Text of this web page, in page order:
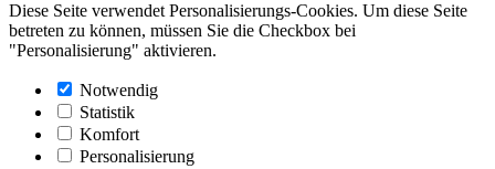
Diese Seite verwendet Personalisierungs-Cookies. Um diese Seite
betreten zu können, müssen Sie die Checkbox bei
"Personalisierung" aktivieren.
Notwendig
Statistik
Komfort
Personalisierung